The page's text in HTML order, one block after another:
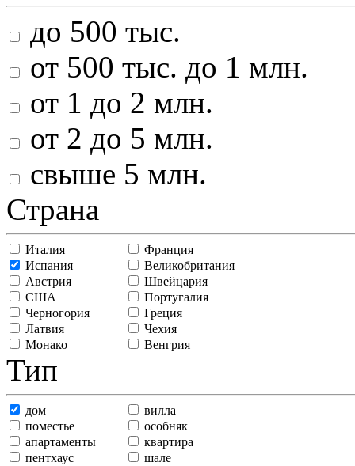
до 500 тыс.
от 500 тыс. до 1 млн.
от 1 до 2 млн.
от 2 до 5 млн.
свыше 5 млн.
Страна
Италия
Франция
Испания
Великобритания
Австрия
Швейцария
США
Португалия
Черногория
Греция
Латвия
Чехия
Монако
Венгрия
Тип
дом
вилла
поместье
особняк
апартаменты
квартира
пентхаус
шале